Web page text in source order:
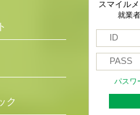
ク
スマイル
就業
パスワ